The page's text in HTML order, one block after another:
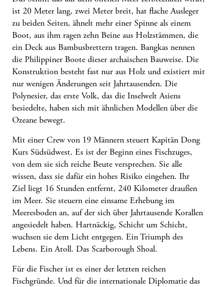
ist 20 Meter lang, zwei Meter breit, hat flache Ausleger
zu beiden Seiten, ähnelt mehr einer Spinne als einem
Boot, aus ihm ragen zehn Beine aus Holzstämmen, die
ein Deck aus Bambusbrettern tragen. Bangkas nennen
die Philippiner Boote dieser archaischen Bauweise. Die
Konstruktion besteht fast nur aus Holz und existiert mit
nur wenigen Änderungen seit Jahrtausenden. Die
Polynesier, das erste Volk, das die Inselwelt Asiens
besiedelte, haben sich mit ähnlichen Modellen über die
Ozeane bewegt.
Mit einer Crew von 19 Männern steuert Kapitän Dong
Kurs Südsüdwest. Es ist der Beginn eines Fischzuges,
von dem sie sich reiche Beute versprechen. Sie alle
wissen, dass sie dafür ein hohes Risiko eingehen. Ihr
Ziel liegt 16 Stunden entfernt, 240 Kilometer draußen
im Meer. Sie steuern eine einsame Erhebung im
Meeresboden an, auf der sich über Jahrtausende Korallen
angesiedelt haben. Hartnäckig, Schicht um Schicht,
wuchsen sie dem Licht entgegen. Ein Triumph des
Lebens. Ein Atoll. Das Scarborough Shoal.
Für die Fischer ist es einer der letzten reichen
Fischgründe. Und für die internationale Diplomatie das